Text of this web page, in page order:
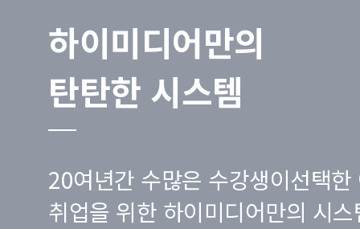
하이미디어만의
탄탄한 시스템
20여년간 수많은 수강생이선택한
취업을 위한 하이미디어만의 시